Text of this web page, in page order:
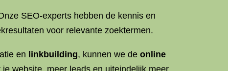
SEO-experts hebben de kennis en
voor relevante zoektermen.
en linkbuilding, kunnen we de online
website, meer leads en uiteindelijk meer